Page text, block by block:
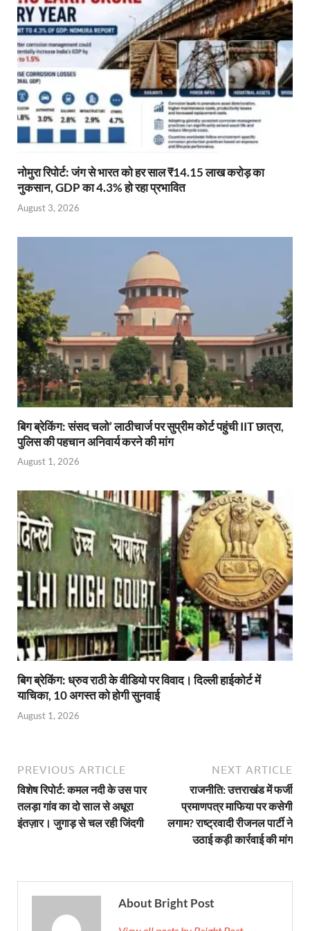
नोमुरा रिपोर्ट: जंग से भारत को हर साल ₹14.15 लाख करोड़ का
नुकसान, GDP का 4.3% हो रहा प्रभावित
August 3, 2026
बिग ब्रेकिंग: संसद चलो’ लाठीचार्ज पर सुप्रीम कोर्ट पहुंची IIT छात्रा,
पुलिस की पहचान अनिवार्य करने की मांग
August 1, 2026
बिग ब्रेकिंग: ध्रुव राठी के वीडियो पर विवाद। दिल्ली हाईकोर्ट में
याचिका, 10 अगस्त को होगी सुनवाई
August 1, 2026
PREVIOUS ARTICLE
विशेष रिपोर्ट: कमल नदी के उस पार
तलड़ा गांव का दो साल से अधूरा
इंतज़ार। जुगाड़ से चल रही जिंदगी
NEXT ARTICLE
राजनीति: उत्तराखंड में फर्जी
प्रमाणपत्र माफिया पर कसेगी
लगाम? राष्ट्रवादी रीजनल पार्टी ने
उठाई कड़ी कार्रवाई की मांग
About Bright Post